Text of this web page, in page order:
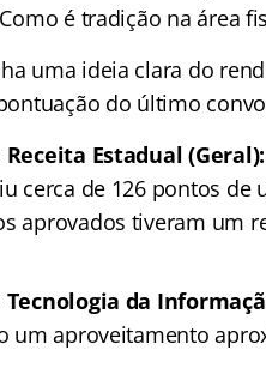
é tradição na área
uma ideia clara do
do último
Estadual (Geral):
cerca de 126 pontos
aprovados tiveram um
da
um aproveitamento